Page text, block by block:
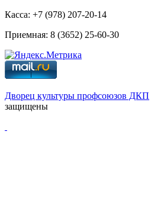
Касса: +7 (978) 207-20-14
Приемная: 8 (3652) 25-60-30
Дворец культуры профсоюзов ДКП
защищены